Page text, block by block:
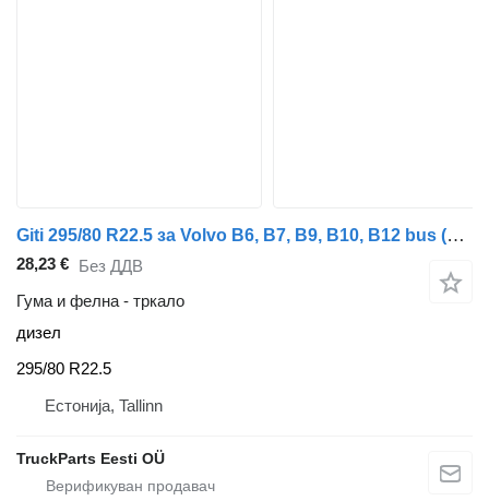
Giti 295/80 R22.5 за Volvo B6, B7, B9, B10, B12 bus (1978-2011)
28,23 € Без ДДВ
Гума и фелна - тркало
дизел
295/80 R22.5
Естонија, Tallinn
TruckParts Eesti OÜ